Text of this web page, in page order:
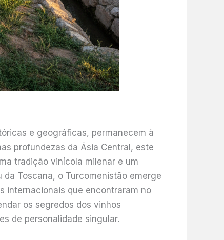
e geográficas, permanecem à
profundezas da Ásia Central, este
tradição vinícola milenar e um
Toscana, o Turcomenistão emerge
internacionais que encontraram no
os segredos dos vinhos
de personalidade singular.